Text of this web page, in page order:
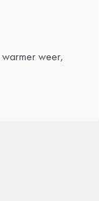
weer,